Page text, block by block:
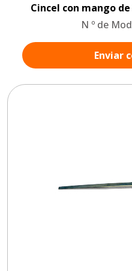
Cincel con mango
N º de
Enviar